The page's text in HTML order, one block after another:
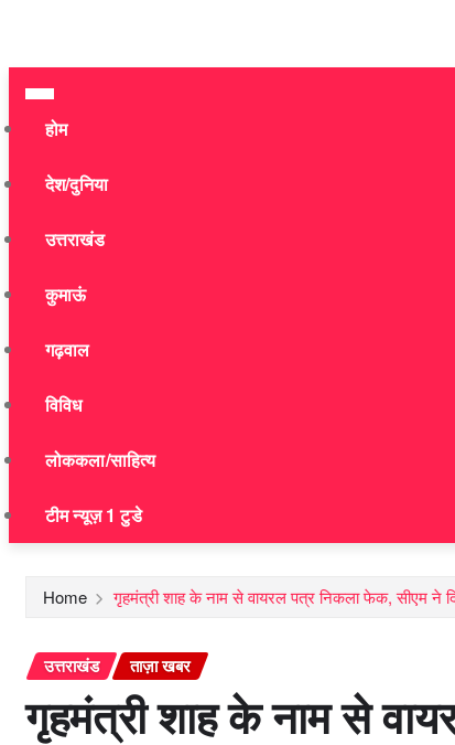
होम
देश/दुनिया
उत्तराखंड
कुमाऊं
गढ़वाल
विविध
लोककला/साहित्य
टीम न्यूज़ 1 टुडे
Home गृहमंत्री शाह के नाम से वायरल पत्र निकला फेक, सीएम ने
उत्तराखंड ताज़ा खबर
गृहमंत्री शाह के नाम से